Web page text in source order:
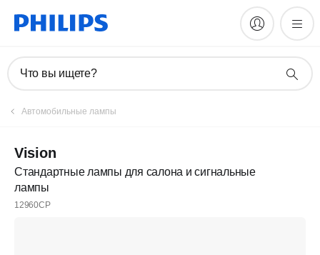
Что вы ищете?
Автомобильные лампы
Vision
Стандартные лампы для салона и сигнальные
лампы
12960CP